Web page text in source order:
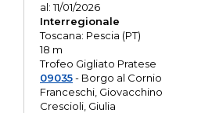
al: 11/01/2026
Interregionale
Toscana: Pescia (PT)
18 m
Trofeo Gigliato Pratese
09035- Borgo al Cornio
Franceschi, Giovacchino
Crescioli, Giulia